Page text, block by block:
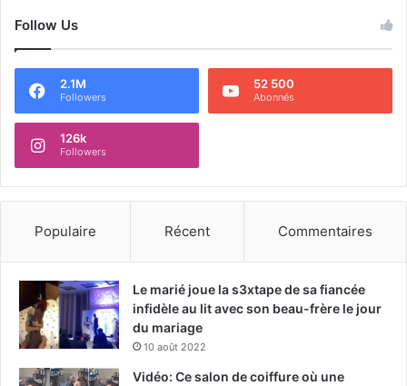
Follow Us
2.1M
Followers
52 500
Abonnés
126k
Followers
Populaire Récent Commentaires
Le marié joue la s3xtape de sa fiancée
infidèle au lit avec son beau-frère le jour
du mariage
10 août 2022
Vidéo: Ce salon de coiffure où une